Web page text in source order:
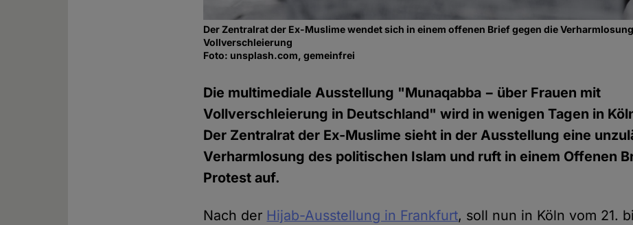
Der Zentralrat der Ex-Muslime wendet sich in einem offenen Brief gegen die
Vollverschleierung
Foto: unsplash.com, gemeinfrei
Die multimediale Ausstellung "Munaqabba − über Frauen mit
Vollverschleierung in Deutschland" wird in wenigen Tagen in
Der Zentralrat der Ex-Muslime sieht in der Ausstellung eine
Verharmlosung des politischen Islam und ruft in einem Offenen
Protest auf.
Nach der Hijab-Ausstellung in Frankfurt, soll nun in Köln vom 21.